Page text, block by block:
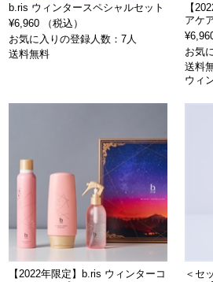
b.ris ウィンタースペシャルセット
¥6,960 （税込）
お気に入りの登録人数：7人
送料無料
【
アケ
お気
送料
ウィ
【2022年限定】b.ris ウィンターコ
＜セ